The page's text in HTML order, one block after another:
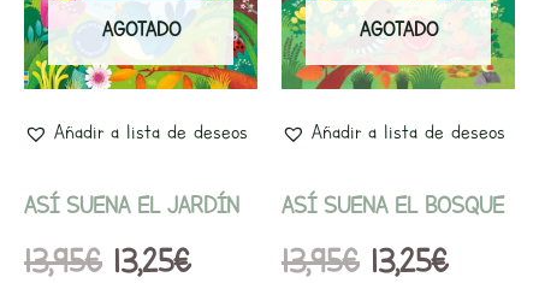
AGOTADO
Añadir a lista de deseos
ASÍ SUENA EL JARDÍN
13,95€
era:
13,95€.
13,25€
es:
13,25€.
AGOTADO
Añadir a lista de deseos
ASÍ SUENA EL BOSQUE
13,95€
era:
13,95€.
13,25€
es:
13,25€.